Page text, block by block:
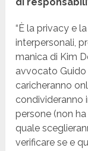
di
“È la privacy e
interpersonali,
manica di Kim
avvocato Guido
caricheranno
condivideranno
persone (non
quale
verificare se e